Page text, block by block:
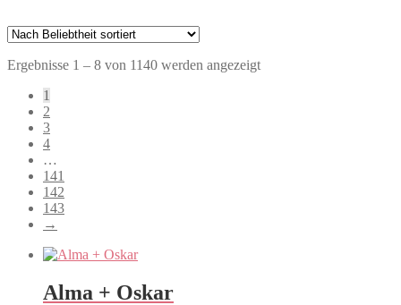
Ergebnisse 1 – 8 von 1140 werden angezeigtNach
1
2
3
4
…
141
142
143
→
Alma + Oskar